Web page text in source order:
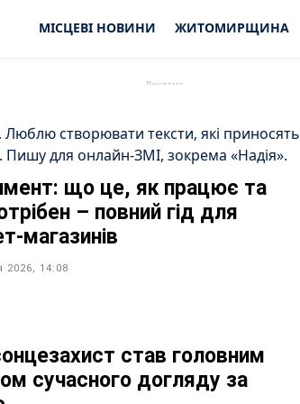
МІСЦЕВІ НОВИНИ ЖИТОМИРЩИНА
створювати тексти, які приносять
Пишу для онлайн-ЗМІ, зокрема «Надія».
що це, як працює та
– повний гід для
магазинів
2026, 14:08
став головним
сучасного догляду за